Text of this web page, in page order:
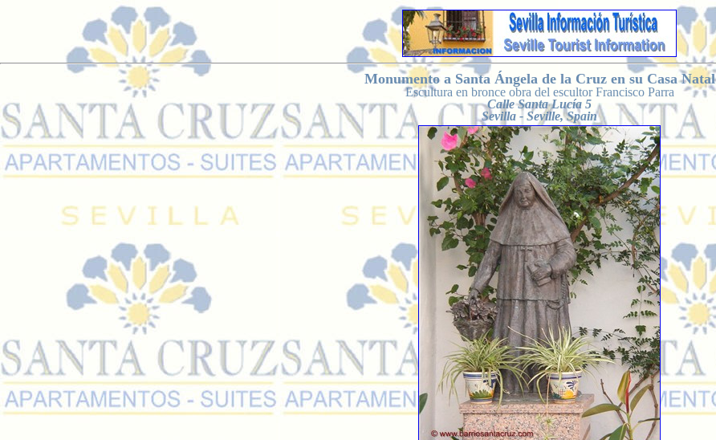
Monumento a Santa Ángela de la Cruz en su Casa Natal
Escultura en bronce obra del escultor Francisco Parra
Calle Santa Lucía 5
Sevilla - Seville, Spain